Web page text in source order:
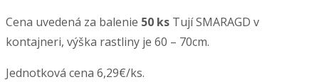
Cena uvedená za balenie 50 ks Tují SMARAGD v
kontajneri, výška rastliny je 60 – 70cm.
Jednotková cena 6,29€/ks.